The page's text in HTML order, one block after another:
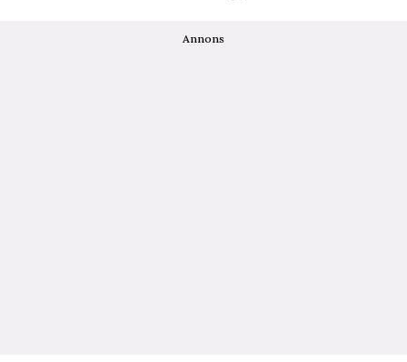
Annons